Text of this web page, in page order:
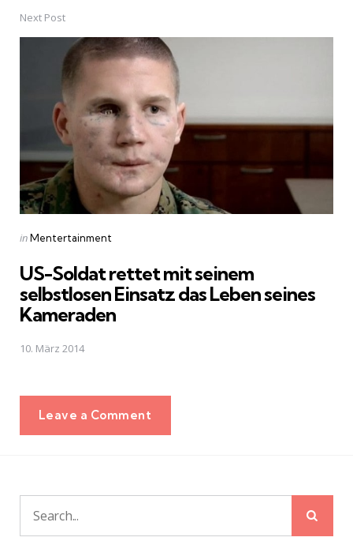
Next Post
Posted
inMentertainment
US-Soldat rettet mit seinem
selbstlosen Einsatz das Leben seines
Kameraden
10. März 2014
Leave a Comment
Search
for: